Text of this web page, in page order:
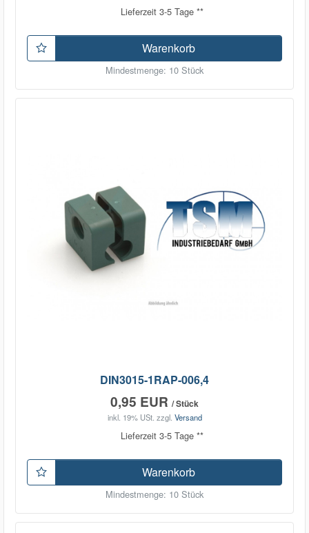
Lieferzeit 3-5 Tage **
Warenkorb
Mindestmenge: 10 Stück
DIN3015-1RAP-006,4
0,95 EUR / Stück
inkl. 19% USt. zzgl. Versand
Lieferzeit 3-5 Tage **
Warenkorb
Mindestmenge: 10 Stück